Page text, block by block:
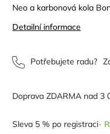
Neo a karbonová kola
Detailní informace
Potřebujete radu?
Doprava ZDARMA nad 3
Sleva 5 % po registraci-